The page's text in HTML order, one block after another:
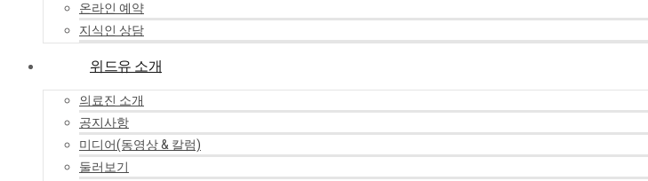
온라인 예약
지식인 상담
위드유 소개
의료진 소개
공지사항
미디어(동영상 & 칼럼)
둘러보기